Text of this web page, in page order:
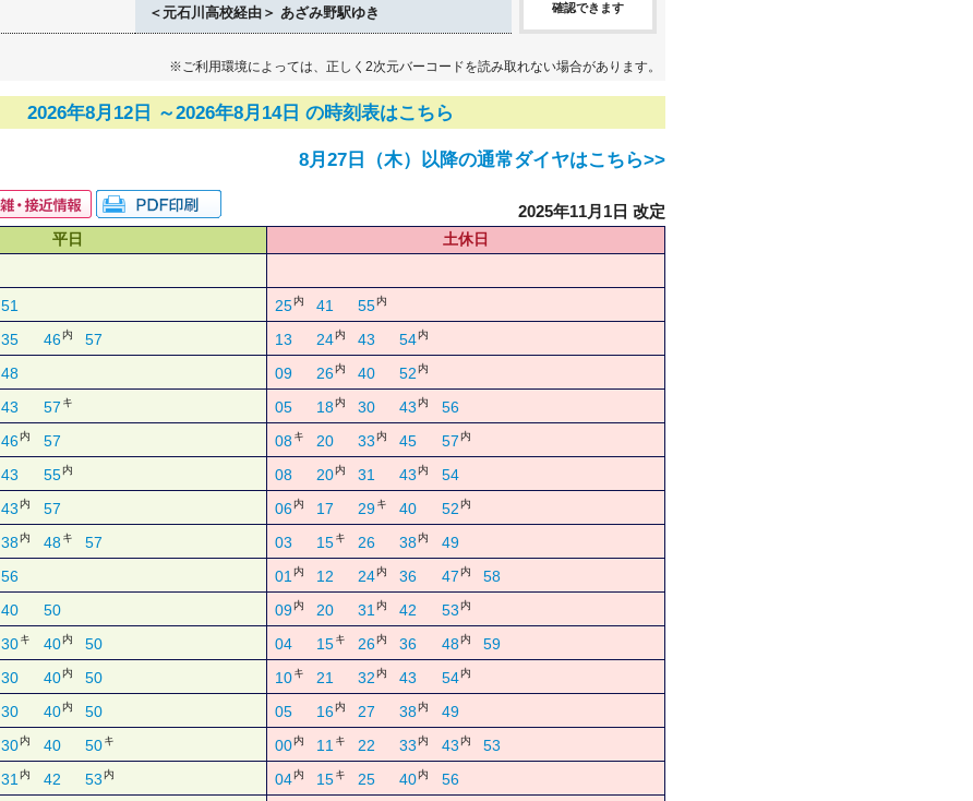
＜元石川高校経由＞ あざみ野駅ゆき
確認できます
※ご利用環境によっては、正しく2次元バーコードを読み取れない場合があります。
2026年8月12日 ～2026年8月14日 の時刻表はこちら
8月27日（木）以降の通常ダイヤはこちら>>
2025年11月1日 改定
平日
土休日
51 25内 41 55内
35 46内 57 13 24内 43 54内
48 09 26内 40 52 内
43 57 キ 05 18内 30 43 内
56
46内 57 08キ 20 33 内 45 57内
43 55内 08 20内 31 43 内
54
43 内 57 06内 17 29キ 40 52内
38内 48 キ 57 03 15キ 26 38内
49
56 01 内 12 24内 36 47内
58
40 50 09内 20 31 内 42 53内
30キ 40内 50 04 15キ 26内 36 48内
59
30 40内 50 10キ 21 32 内 43 54内
30 40内 50 05 16内 27 38内
49
30内 40 50 キ 00内 11 キ 22 33 内 43内
53
31 内 42 53内 04内 15キ 25 40内 56